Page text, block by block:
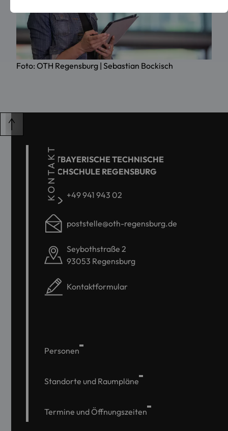
Foto: OTH Regensburg | Sebastian Bockisch
KONTAKT
OSTBAYERISCHE TECHNISCHE
HOCHSCHULE REGENSBURG
+49 941 943 02
poststelle@oth-regensburg.de
Seybothstraße 2
93053 Regensburg
Kontaktformular
Personen
Standorte und Raumpläne
Termine und Öffnungszeiten